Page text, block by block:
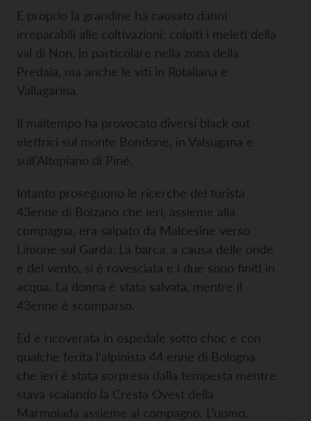
E proprio la grandine ha causato danni
irreparabili alle coltivazioni: colpiti i meleti della
val di Non, in particolare nella zona della
Predaia, ma anche le viti in Rotaliana e
Vallagarina.
Il maltempo ha provocato diversi black out
elettrici sul monte Bondone, in Valsugana e
sull’Altopiano di Piné.
Intanto proseguono le ricerche del turista
43enne di Bolzano che ieri, assieme alla
compagna, era salpato da Malcesine verso
Limone sul Garda. La barca, a causa delle onde
e del vento, si è rovesciata e i due sono finiti in
acqua. La donna è stata salvata, mentre il
43enne è scomparso.
Ed è ricoverata in ospedale sotto choc e con
qualche ferita l’alpinista 44 enne di Bologna
che ieri è stata sorpresa dalla tempesta mentre
stava scalando la Cresta Ovest della
Marmolada assieme al compagno. L’uomo,